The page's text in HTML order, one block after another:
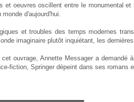
et oeuvres oscillent entre le monumental
d'aujourd'hui.
et troubles des temps modernes
imaginaire plutôt inquiétant, les
ouvrage, Annette Messager a demandé
fiction, Springer dépeint dans ses romans